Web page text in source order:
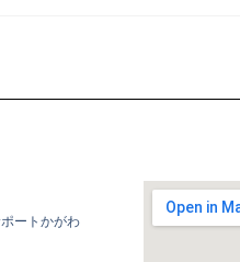
ートかがわ